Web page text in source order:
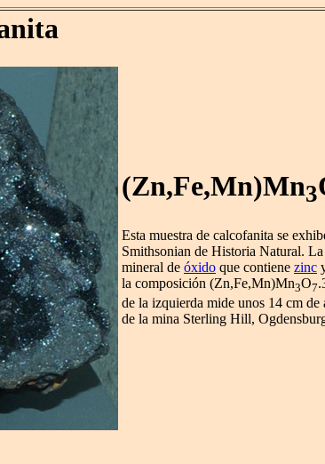
(Zn,Fe,Mn)Mn3
Esta muestra de calcofanita se
Smithsonian de Historia Natural.
mineral de óxido que contiene zinc
la composición (Zn,Fe,Mn)Mn3O7
de la izquierda mide unos 14 cm de
de la mina Sterling Hill,